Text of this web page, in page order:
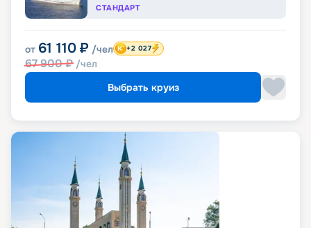
СТАНДАРТ
от 61 110 ₽ /чел
67 900₽ /чел
+2 027
Выбрать круиз